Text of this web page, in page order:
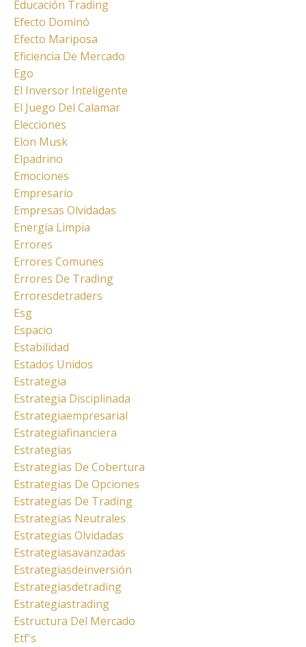
Educación Trading
Efecto Dominó
Efecto Mariposa
Eficiencia De Mercado
Ego
El Inversor Inteligente
El Juego Del Calamar
Elecciones
Elon Musk
Elpadrino
Emociones
Empresario
Empresas Olvidadas
Energía Limpia
Errores
Errores Comunes
Errores De Trading
Erroresdetraders
Esg
Espacio
Estabilidad
Estados Unidos
Estrategia
Estrategia Disciplinada
Estrategiaempresarial
Estrategiafinanciera
Estrategias
Estrategias De Cobertura
Estrategias De Opciones
Estrategias De Trading
Estrategias Neutrales
Estrategias Olvidadas
Estrategiasavanzadas
Estrategiasdeinversión
Estrategiasdetrading
Estrategiastrading
Estructura Del Mercado
Etf's